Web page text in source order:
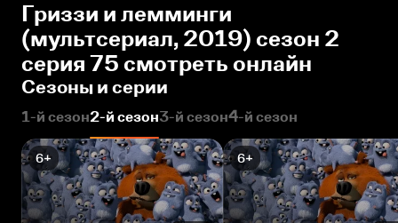
Гриззи и лемминги
(мультсериал, 2019) сезон 2
серия 75 смотреть онлайн
Сезоны и серии
1-й сезон2-й сезон3-й сезон4-й сезон
6+ 6+